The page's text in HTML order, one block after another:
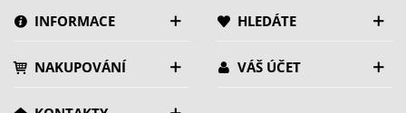
INFORMACE HLEDÁTE
NAKUPOVÁNÍ VÁŠ ÚČET